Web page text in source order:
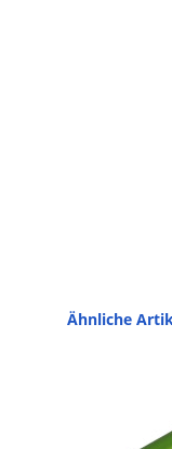
Ähnliche